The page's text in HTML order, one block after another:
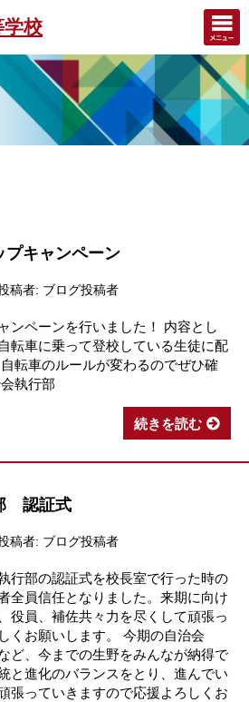
学校
プキャンペーン
稿者: ブログ投稿者
ンペーンを行いました！ 内容とし
転車に乗って登校している生徒に配
転車のルールが変わるのでぜひ確
執行部
続きを読む
認証式
稿者: ブログ投稿者
行部の認証式を校長室で行った時の
全員信任となりました。来期に向け
役員、補佐共々力を尽くして頑張っ
くお願いします。 今期の自治会
ど、今までの生野をみんなが納得で
と進化のバランスをとり、進んでい
張っていきますので応援よろしくお